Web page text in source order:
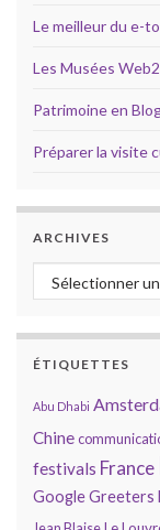
Le meilleur du e-
Les Musées
Patrimoine en
Préparer la visite
ARCHIVES
Archives
ÉTIQUETTES
Abu Dhabi
Chine
festivals France
GoogleGreeters